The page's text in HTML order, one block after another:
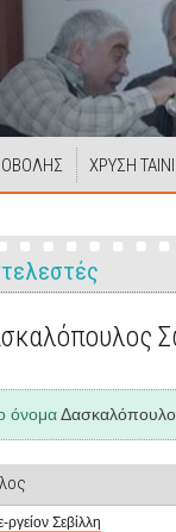
ΧΡΥΣΗ
όνομα
ργείον Σεβίλλη